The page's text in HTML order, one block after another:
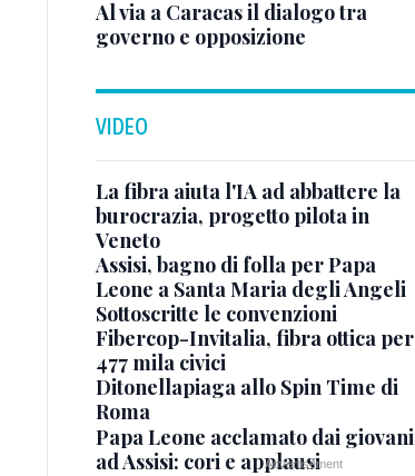
Al via a Caracas il dialogo tra
governo e opposizione
VIDEO
La fibra aiuta l'IA ad abbattere la
burocrazia, progetto pilota in
Veneto
Assisi, bagno di folla per Papa
Leone a Santa Maria degli Angeli
Sottoscritte le convenzioni
Fibercop-Invitalia, fibra ottica per
477 mila civici
Ditonellapiaga allo Spin Time di
Roma
Papa Leone acclamato dai giovani
ad Assisi: cori e applausi